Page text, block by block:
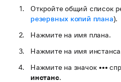
Откройте общий список
резервных копий плана).
Нажмите на имя плана.
Нажмите на имя
Нажмите на значок •••
инстанс.